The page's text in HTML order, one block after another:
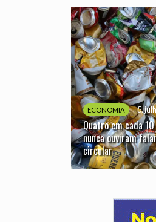
ECONOMIA 5,
Quatro em cada
nunca ouviram
circular